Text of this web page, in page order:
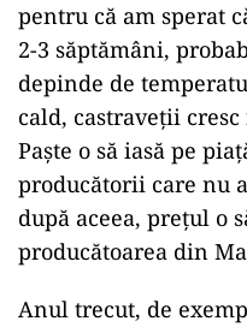
pentru că am sperat
2-3 săptămâni,
depinde de
cald, castraveții
Paște o să iasă pe
producătorii care nu
după aceea, prețul o
producătoarea din
Anul trecut, de